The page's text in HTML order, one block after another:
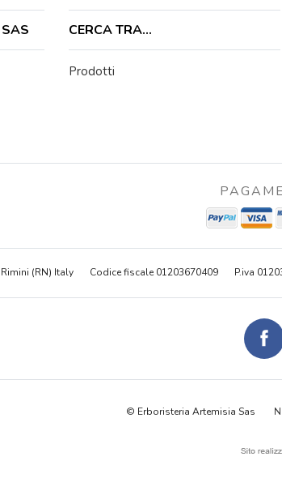
CERCA TRA...
Prodotti
(RN) Italy Codice fiscale 01203670409 P.iva
© Erboristeria Artemisia Sas